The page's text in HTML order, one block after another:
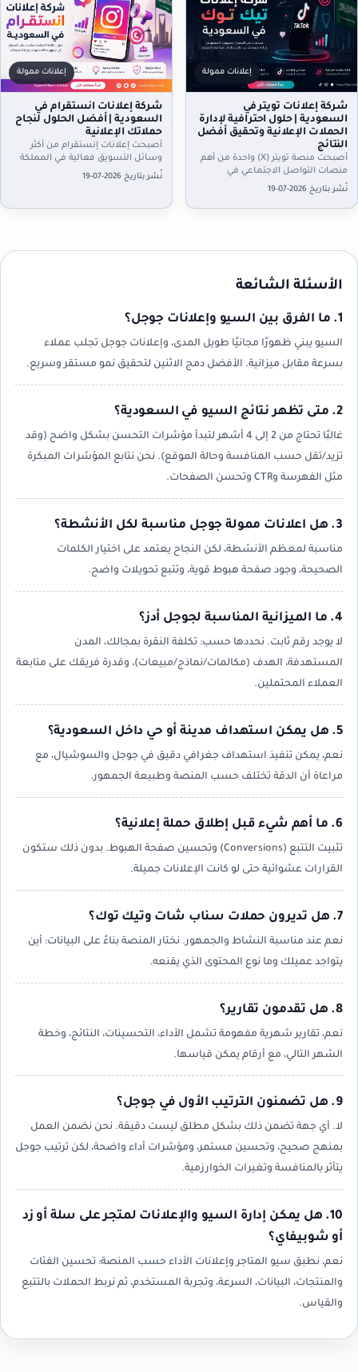
إعلانات ممولة
شركة إعلانات تويتر في
السعودية | حلول احترافية لإدارة
الحملات الإعلانية وتحقيق أفضل
النتائج
أصبحت منصة تويتر (X) واحدة من أهم
منصات التواصل الاجتماعي في
المملكة العربية السعودية، حيث تضم
ملايين المستخدمين الذين يتفاعلون…
نُشر بتاريخ 2026-07-19
إعلانات ممولة
شركة إعلانات انستقرام في
السعودية | أفضل الحلول لنجاح
حملاتك الإعلانية
أصبحت إعلانات إنستقرام من أكثر
وسائل التسويق فعالية في المملكة
العربية السعودية، حيث يعتمد ملايين
المستخدمين على المنصة يوميًا
نُشر بتاريخ 2026-07-19
الأسئلة الشائعة
1. ما الفرق بين السيو وإعلانات جوجل؟
السيو يبني ظهورًا مجانيًا طويل المدى، وإعلانات جوجل تجلب عملاء
بسرعة مقابل ميزانية. الأفضل دمج الاثنين لتحقيق نمو مستقر وسريع.
2. متى تظهر نتائج السيو في السعودية؟
غالبًا تحتاج من 2 إلى 4 أشهر لتبدأ مؤشرات التحسن بشكل واضح (وقد
تزيد/تقل حسب المنافسة وحالة الموقع). نحن نتابع المؤشرات المبكرة
مثل الفهرسة وCTR وتحسن الصفحات.
3. هل اعلانات ممولة جوجل مناسبة لكل الأنشطة؟
مناسبة لمعظم الأنشطة، لكن النجاح يعتمد على اختيار الكلمات
الصحيحة، وجود صفحة هبوط قوية، وتتبع تحويلات واضح.
4. ما الميزانية المناسبة لجوجل أدز؟
لا يوجد رقم ثابت. نحددها حسب: تكلفة النقرة بمجالك، المدن
المستهدفة، الهدف (مكالمات/نماذج/مبيعات)، وقدرة فريقك على متابعة
العملاء المحتملين.
5. هل يمكن استهداف مدينة أو حي داخل السعودية؟
نعم، يمكن تنفيذ استهداف جغرافي دقيق في جوجل والسوشيال، مع
مراعاة أن الدقة تختلف حسب المنصة وطبيعة الجمهور.
6. ما أهم شيء قبل إطلاق حملة إعلانية؟
تثبيت التتبع (Conversions) وتحسين صفحة الهبوط. بدون ذلك ستكون
القرارات عشوائية حتى لو كانت الإعلانات جميلة.
7. هل تديرون حملات سناب شات وتيك توك؟
نعم عند مناسبة النشاط والجمهور. نختار المنصة بناءً على البيانات: أين
يتواجد عميلك وما نوع المحتوى الذي يقنعه.
8. هل تقدمون تقارير؟
نعم، تقارير شهرية مفهومة تشمل الأداء، التحسينات، النتائج، وخطة
الشهر التالي، مع أرقام يمكن قياسها.
9. هل تضمنون الترتيب الأول في جوجل؟
لا. أي جهة تضمن ذلك بشكل مطلق ليست دقيقة. نحن نضمن العمل
بمنهج صحيح، وتحسين مستمر، ومؤشرات أداء واضحة، لكن ترتيب جوجل
يتأثر بالمنافسة وتغيرات الخوارزمية.
10. هل يمكن إدارة السيو والإعلانات لمتجر على سلة أو زد
أو شوبيفاي؟
نعم، نطبق سيو المتاجر وإعلانات الأداء حسب المنصة: تحسين الفئات
والمنتجات، البيانات، السرعة، وتجربة المستخدم، ثم نربط الحملات بالتتبع
والقياس.